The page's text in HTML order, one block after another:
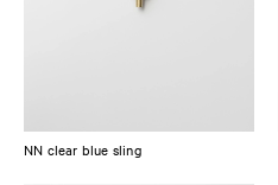
NN clear blue sling